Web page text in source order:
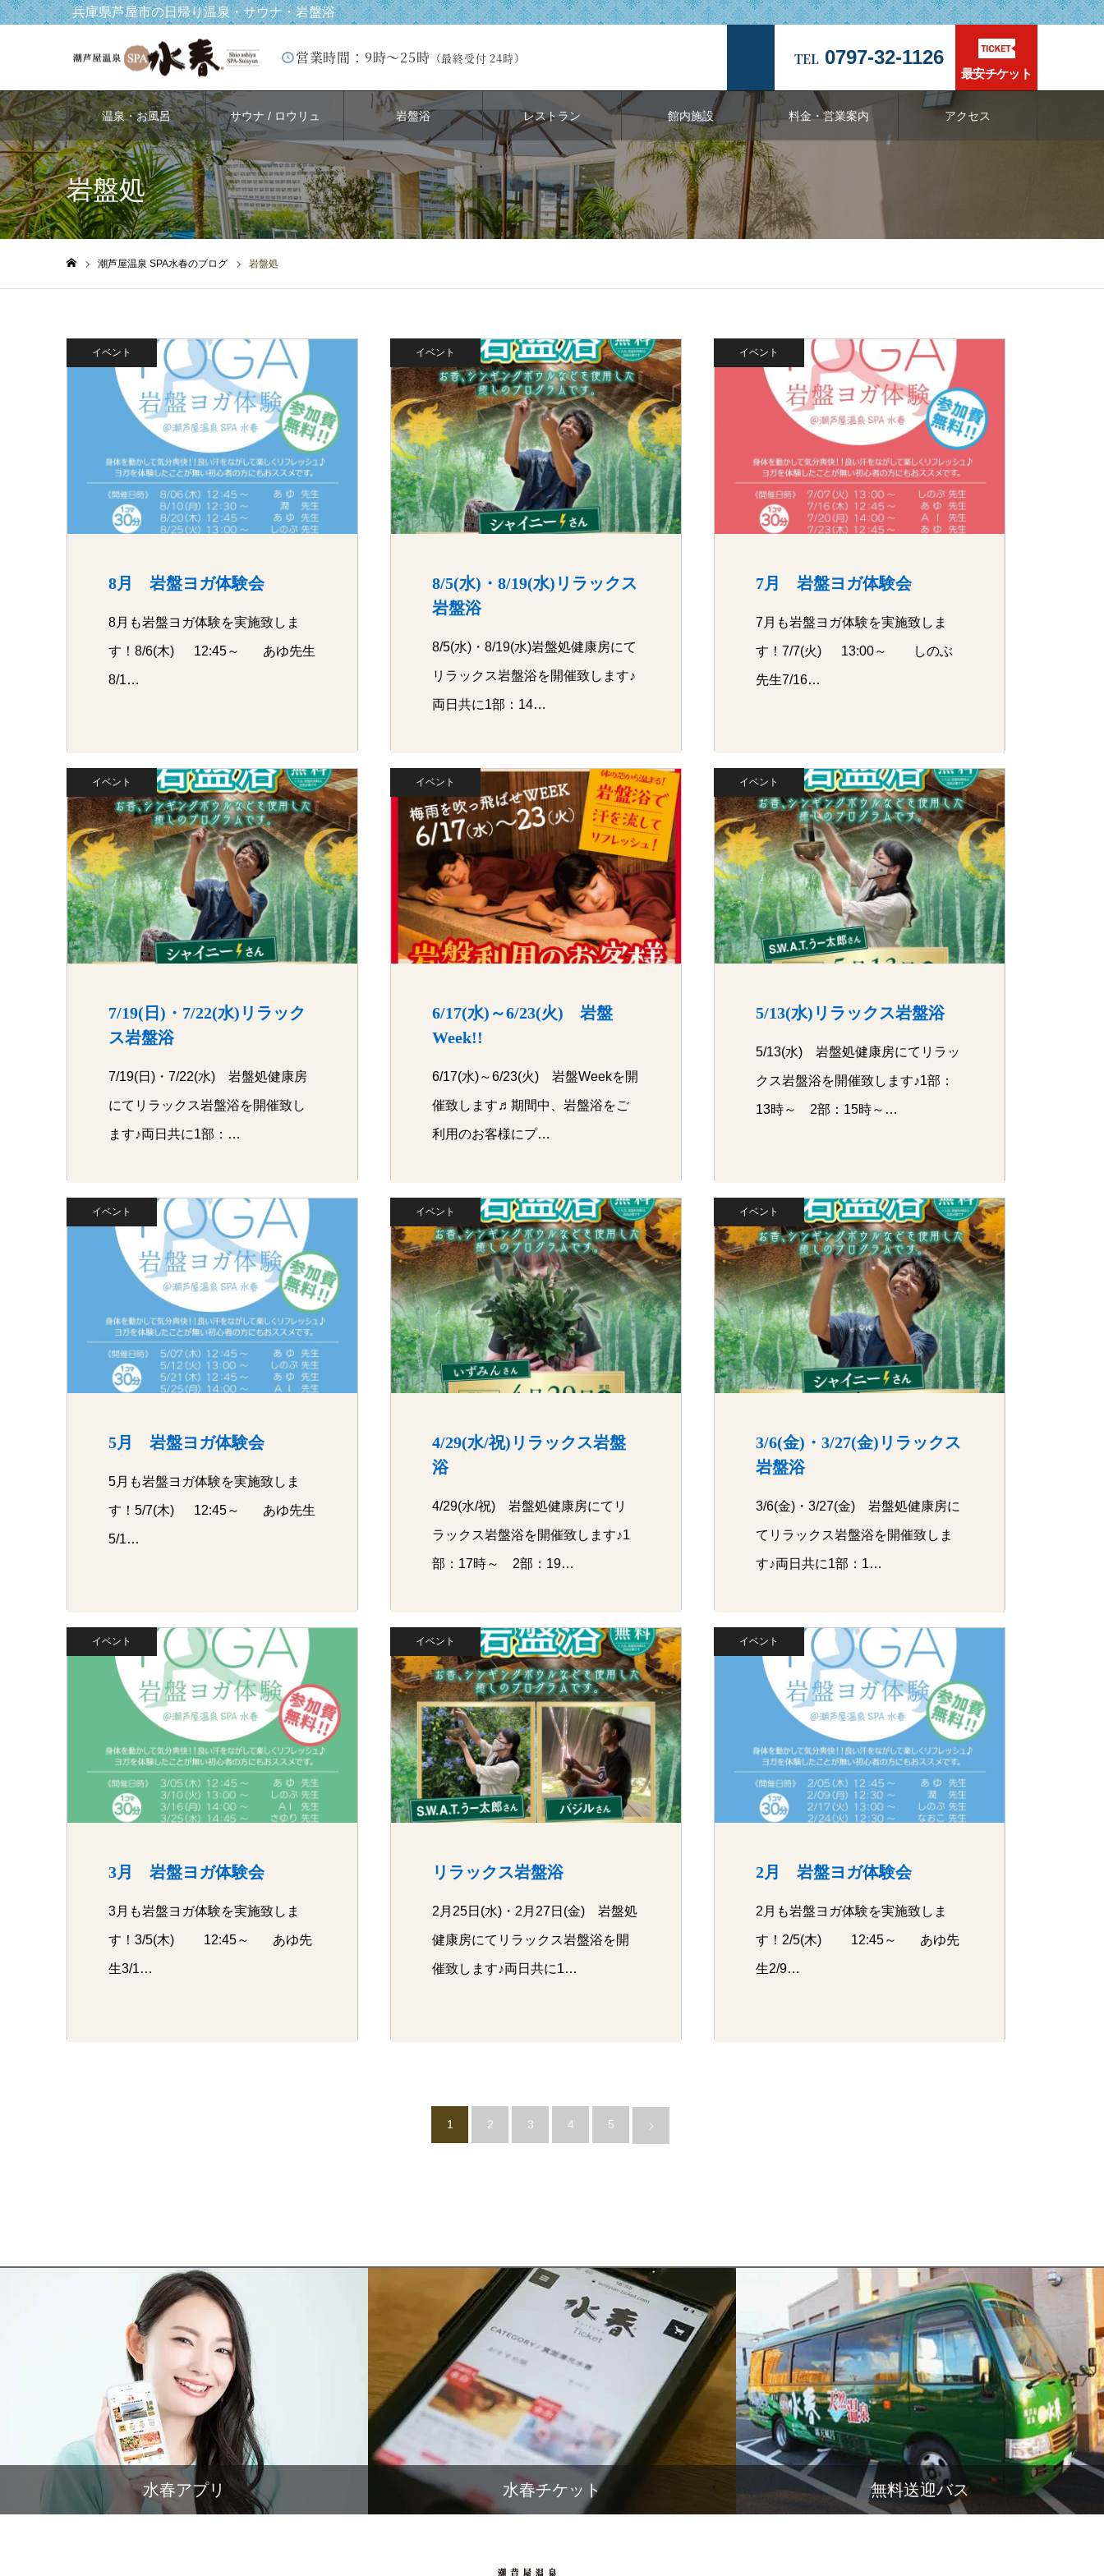
兵庫県芦屋市の日帰り温泉・サウナ・岩盤浴
営業時間：9時～25時 （最終受付 24時）
最安チケット
0797-32-1126
温泉・お風呂 サウナ / ロウリュ 岩盤浴 レストラン 館内施設 料金・営業案内 アクセス
岩盤処
潮芦屋温泉 SPA水春のブログ 岩盤処
イベント
8月 岩盤ヨガ体験会
8月も岩盤ヨガ体験を実施致しま
す！8/6(木) 12:45～ あゆ先生
8/1…
イベント
8/5(水)・8/19(水)リラックス
岩盤浴
8/5(水)・8/19(水)岩盤処健康房にて
リラックス岩盤浴を開催致します♪
両日共に1部：14…
イベント
7月 岩盤ヨガ体験会
7月も岩盤ヨガ体験を実施致しま
す！7/7(火) 13:00～ しのぶ
先生7/16…
イベント
7/19(日)・7/22(水)リラック
ス岩盤浴
7/19(日)・7/22(水) 岩盤処健康房
にてリラックス岩盤浴を開催致し
ます♪両日共に1部：…
イベント
6/17(水)～6/23(火) 岩盤
Week!!
6/17(水)～6/23(火) 岩盤Weekを開
催致します♬期間中、岩盤浴をご
利用のお客様にプ…
イベント
5/13(水)リラックス岩盤浴
5/13(水) 岩盤処健康房にてリラッ
クス岩盤浴を開催致します♪1部：
13時～ 2部：15時～…
イベント
5月 岩盤ヨガ体験会
5月も岩盤ヨガ体験を実施致しま
す！5/7(木) 12:45～ あゆ先生
5/1…
イベント
4/29(水/祝)リラックス岩盤
浴
4/29(水/祝) 岩盤処健康房にてリ
ラックス岩盤浴を開催致します♪1
部：17時～ 2部：19…
イベント
3/6(金)・3/27(金)リラックス
岩盤浴
3/6(金)・3/27(金) 岩盤処健康房に
てリラックス岩盤浴を開催致しま
す♪両日共に1部：1…
イベント
3月 岩盤ヨガ体験会
3月も岩盤ヨガ体験を実施致しま
す！3/5(木) 12:45～ あゆ先
生3/1…
イベント
リラックス岩盤浴
2月25日(水)・2月27日(金) 岩盤処
健康房にてリラックス岩盤浴を開
催致します♪両日共に1…
イベント
2月 岩盤ヨガ体験会
2月も岩盤ヨガ体験を実施致しま
す！2/5(木) 12:45～ あゆ先
生2/9…
1 2 3 4 5
水春アプリ 水春チケット 無料送迎バス